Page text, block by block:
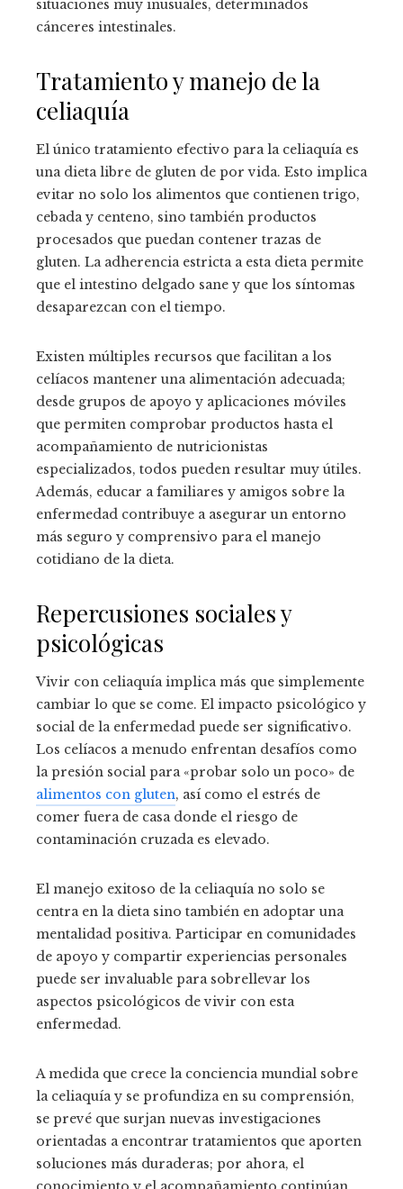
situaciones muy inusuales, determinados
cánceres intestinales.
Tratamiento y manejo de la
celiaquía
El único tratamiento efectivo para la celiaquía es
una dieta libre de gluten de por vida. Esto implica
evitar no solo los alimentos que contienen trigo,
cebada y centeno, sino también productos
procesados que puedan contener trazas de
gluten. La adherencia estricta a esta dieta permite
que el intestino delgado sane y que los síntomas
desaparezcan con el tiempo.
Existen múltiples recursos que facilitan a los
celíacos mantener una alimentación adecuada;
desde grupos de apoyo y aplicaciones móviles
que permiten comprobar productos hasta el
acompañamiento de nutricionistas
especializados, todos pueden resultar muy útiles.
Además, educar a familiares y amigos sobre la
enfermedad contribuye a asegurar un entorno
más seguro y comprensivo para el manejo
cotidiano de la dieta.
Repercusiones sociales y
psicológicas
Vivir con celiaquía implica más que simplemente
cambiar lo que se come. El impacto psicológico y
social de la enfermedad puede ser significativo.
Los celíacos a menudo enfrentan desafíos como
la presión social para «probar solo un poco» de
alimentos con gluten, así como el estrés de
comer fuera de casa donde el riesgo de
contaminación cruzada es elevado.
El manejo exitoso de la celiaquía no solo se
centra en la dieta sino también en adoptar una
mentalidad positiva. Participar en comunidades
de apoyo y compartir experiencias personales
puede ser invaluable para sobrellevar los
aspectos psicológicos de vivir con esta
enfermedad.
A medida que crece la conciencia mundial sobre
la celiaquía y se profundiza en su comprensión,
se prevé que surjan nuevas investigaciones
orientadas a encontrar tratamientos que aporten
soluciones más duraderas; por ahora, el